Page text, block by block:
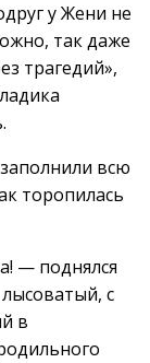
у Жени не
так даже
трагедий»,
всю
торопилась
— поднялся
с
в